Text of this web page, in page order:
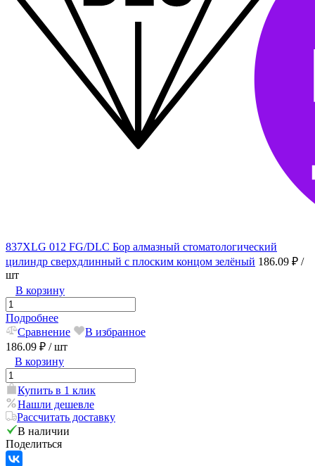
837XLG 012 FG/DLC Бор алмазный стоматологический
цилиндр сверхдлинный с плоским концом зелёный 186.09 ₽ /
шт
В корзину
Подробнее
Сравнение
В избранное
186.09 ₽ / шт
В корзину
Купить в 1 клик
Нашли дешевле
Рассчитать доставку
В наличии
Поделиться